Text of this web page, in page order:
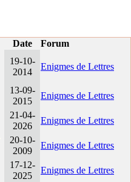
Date
Forum
19-10-
2014
Enigmes de Lettres
13-09-
2015
Enigmes de Lettres
21-04-
2026
Enigmes de Lettres
20-10-
2009
Enigmes de Lettres
17-12-
2025
Enigmes de Lettres